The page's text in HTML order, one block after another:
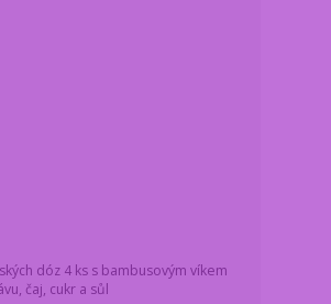
dóz 4 ks s bambusovým víkem
čaj, cukr a sůl